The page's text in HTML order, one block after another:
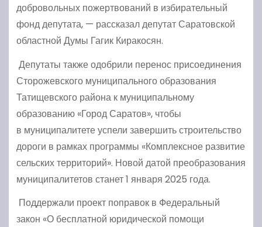
добровольных пожертвований в избирательный
фонд депутата, — рассказал депутат Саратовской
областной Думы Гагик Киракосян.
Депутаты также одобрили перенос присоединения
Сторожевского муниципального образования
Татищевского района к муниципальному
образованию «Город Саратов», чтобы
в муниципалитете успели завершить строительство
дороги в рамках программы «Комплексное развитие
сельских территорий». Новой датой преобразования
муниципалитетов станет 1 января 2025 года.
Поддержали проект поправок в Федеральный
закон «О бесплатной юридической помощи